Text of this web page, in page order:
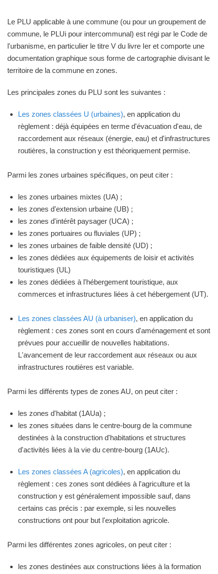
Le PLU applicable à une commune (ou pour un groupement de
commune, le PLUi pour intercommunal) est régi par le Code de
l'urbanisme, en particulier le titre V du livre Ier et comporte une
documentation graphique sous forme de cartographie divisant le
territoire de la commune en zones.
Les principales zones du PLU sont les suivantes :
Les zones classées U (urbaines), en application du
règlement : déjà équipées en terme d'évacuation d'eau, de
raccordement aux réseaux (énergie, eau) et d'infrastructures
routières, la construction y est théoriquement permise.
Parmi les zones urbaines spécifiques, on peut citer :
les zones urbaines mixtes (UA) ;
les zones d'extension urbaine (UB) ;
les zones d'intérêt paysager (UCA) ;
les zones portuaires ou fluviales (UP) ;
les zones urbaines de faible densité (UD) ;
les zones dédiées aux équipements de loisir et activités
touristiques (UL)
les zones dédiées à l'hébergement touristique, aux
commerces et infrastructures liées à cet hébergement (UT).
Les zones classées AU (à urbaniser), en application du
règlement : ces zones sont en cours d'aménagement et sont
prévues pour accueillir de nouvelles habitations.
L'avancement de leur raccordement aux réseaux ou aux
infrastructures routières est variable.
Parmi les différents types de zones AU, on peut citer :
les zones d'habitat (1AUa) ;
les zones situées dans le centre-bourg de la commune
destinées à la construction d'habitations et structures
d'activités liées à la vie du centre-bourg (1AUc).
Les zones classées A (agricoles), en application du
règlement : ces zones sont dédiées à l'agriculture et la
construction y est généralement impossible sauf, dans
certains cas précis : par exemple, si les nouvelles
constructions ont pour but l'exploitation agricole.
Parmi les différentes zones agricoles, on peut citer :
les zones destinées aux constructions liées à la formation